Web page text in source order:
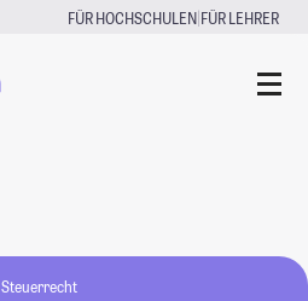
FÜR HOCHSCHULEN|FÜR LEHRER
Steuerrecht